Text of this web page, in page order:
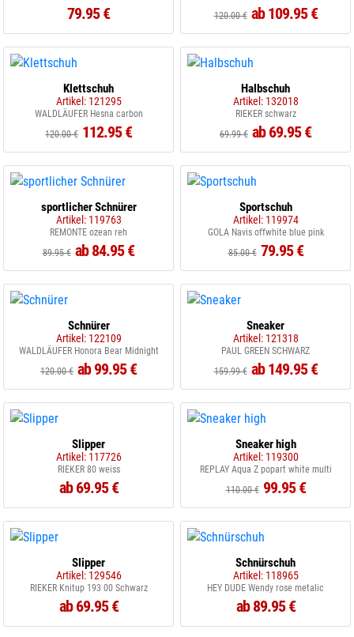
79.95 €
120.00 € ab 109.95 €
Klettschuh
Artikel: 121295
WALDLÄUFER Hesna carbon
120.00 € 112.95 €
Halbschuh
Artikel: 132018
RIEKER schwarz
69.99 € ab 69.95 €
sportlicher Schnürer
Artikel: 119763
REMONTE ozean reh
89.95 € ab 84.95 €
Sportschuh
Artikel: 119974
GOLA Navis offwhite blue pink
85.00 € 79.95 €
Schnürer
Artikel: 122109
WALDLÄUFER Honora Bear Midnight
120.00 € ab 99.95 €
Sneaker
Artikel: 121318
PAUL GREEN SCHWARZ
159.99 € ab 149.95 €
Slipper
Artikel: 117726
RIEKER 80 weiss
ab 69.95 €
Sneaker high
Artikel: 119300
REPLAY Aqua Z popart white multi
110.00 € 99.95 €
Slipper
Artikel: 129546
RIEKER Knitup 193 00 Schwarz
ab 69.95 €
Schnürschuh
Artikel: 118965
HEY DUDE Wendy rose metalic
ab 89.95 €